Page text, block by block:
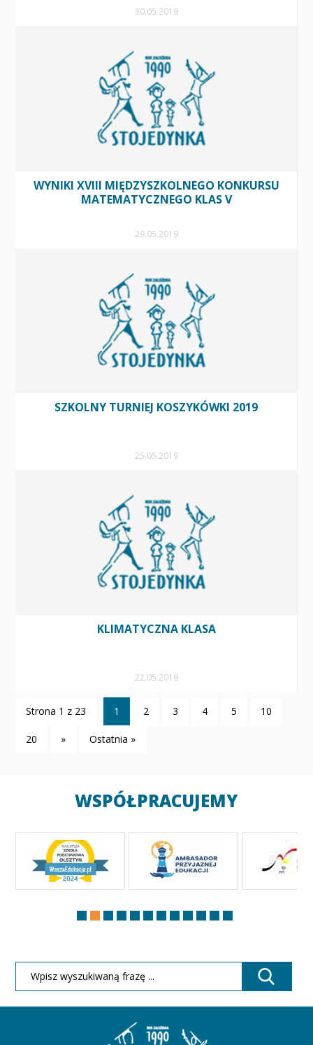
30.05.2019
WYNIKI XVIII MIĘDZYSZKOLNEGO KONKURSU
MATEMATYCZNEGO KLAS V
29.05.2019
SZKOLNY TURNIEJ KOSZYKÓWKI 2019
25.05.2019
KLIMATYCZNA KLASA
22.05.2019
Strona 1 z 23 1 2 3 4 5 10
20 » Ostatnia »
WSPÓŁPRACUJEMY